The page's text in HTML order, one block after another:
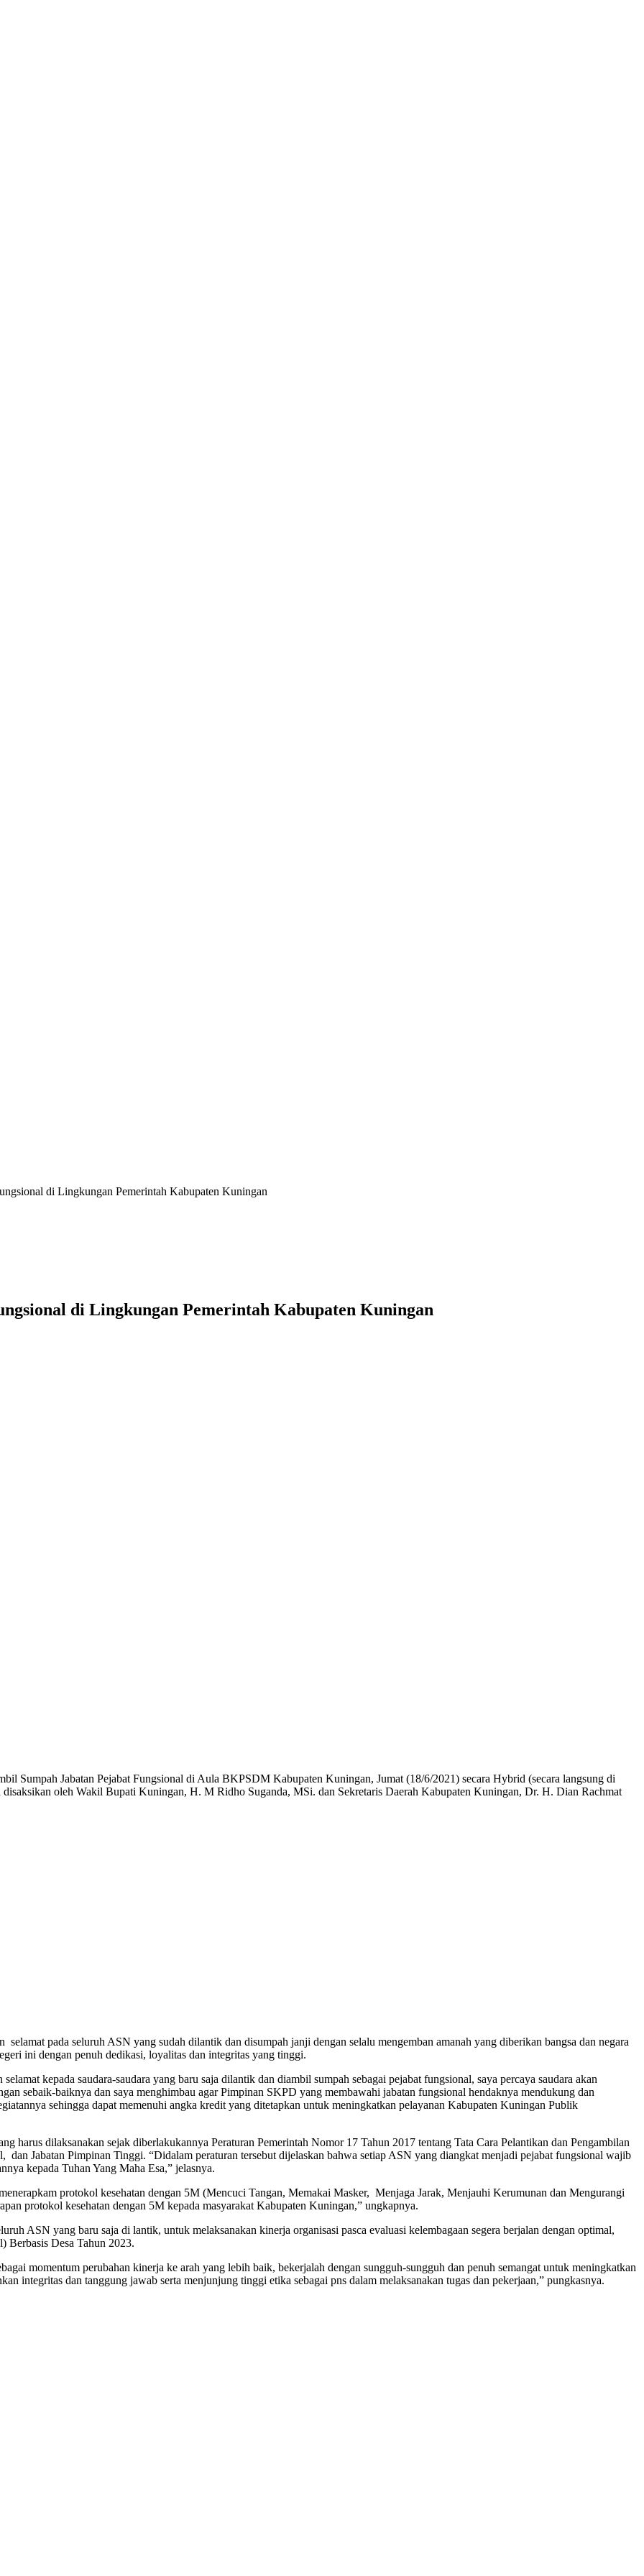
di Lingkungan Pemerintah Kabupaten Kuningan
di Lingkungan Pemerintah Kabupaten Kuningan
Sumpah Jabatan Pejabat Fungsional di Aula BKPSDM Kabupaten Kuningan, Jumat (18/6/2021) secara Hybrid (secara langsung di
disaksikan oleh Wakil Bupati Kuningan, H. M Ridho Suganda, MSi. dan Sekretaris Daerah Kabupaten Kuningan, Dr. H. Dian Rachmat
pada seluruh ASN yang sudah dilantik dan disumpah janji dengan selalu mengemban amanah yang diberikan bangsa dan negara
ini dengan penuh dedikasi, loyalitas dan integritas yang tinggi.
kepada saudara-saudara yang baru saja dilantik dan diambil sumpah sebagai pejabat fungsional, saya percaya saudara akan
sebaik-baiknya dan saya menghimbau agar Pimpinan SKPD yang membawahi jabatan fungsional hendaknya mendukung dan
sehingga dapat memenuhi angka kredit yang ditetapkan untuk meningkatkan pelayanan Kabupaten Kuningan Publik
dilaksanakan sejak diberlakukannya Peraturan Pemerintah Nomor 17 Tahun 2017 tentang Tata Cara Pelantikan dan Pengambilan
dan Jabatan Pimpinan Tinggi. “Didalam peraturan tersebut dijelaskan bahwa setiap ASN yang diangkat menjadi pejabat fungsional wajib
kepada Tuhan Yang Maha Esa,” jelasnya.
protokol kesehatan dengan 5M (Mencuci Tangan, Memakai Masker, Menjaga Jarak, Menjauhi Kerumunan dan Mengurangi
protokol kesehatan dengan 5M kepada masyarakat Kabupaten Kuningan,” ungkapnya.
yang baru saja di lantik, untuk melaksanakan kinerja organisasi pasca evaluasi kelembagaan segera berjalan dengan optimal,
Desa Tahun 2023.
momentum perubahan kinerja ke arah yang lebih baik, bekerjalah dengan sungguh-sungguh dan penuh semangat untuk meningkatkan
integritas dan tanggung jawab serta menjunjung tinggi etika sebagai pns dalam melaksanakan tugas dan pekerjaan,” pungkasnya.